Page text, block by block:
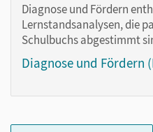
Kompetenzbereichs,
Differenzierung
Klassenarbeitstraining
Projektvorschläge
Diagnose und Fördern
Lernstandsanalysen, die
Schulbuchs abgestimmt
Diagnose und Fördern